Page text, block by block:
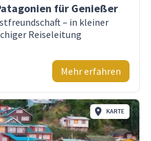
für Genießer
– in kleiner
Reiseleitung
Mehr erfahren
KARTE